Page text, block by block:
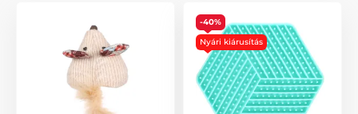
-40%
Nyári kiárusítás